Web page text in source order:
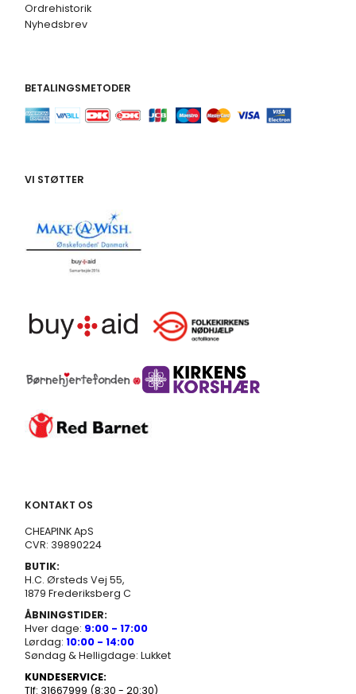
Ordrehistorik
Nyhedsbrev
BETALINGSMETODER
VI STØTTER
KONTAKT OS
CHEAPINK ApS
CVR: 39890224
BUTIK:
H.C. Ørsteds Vej 55,
1879 Frederiksberg C
ÅBNINGSTIDER:
Hver dage: 9:00 - 17:00
Lørdag: 10:00 - 14:00
Søndag & Helligdage: Lukket
KUNDESERVICE:
Tlf: 31667999 (8:30 - 20:30)